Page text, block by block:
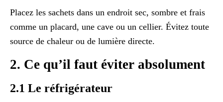
Placez les sachets dans un endroit sec, sombre et frais
comme un placard, une cave ou un cellier. Évitez toute
source de chaleur ou de lumière directe.
2. Ce qu’il faut éviter absolument
2.1 Le réfrigérateur